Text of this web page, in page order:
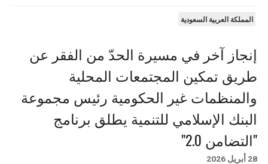
المملكة العربية السعودية
إنجاز آخر في مسيرة الحدّ من الفقر عن
طريق تمكين المجتمعات المحلية
والمنظمات غير الحكومية رئيس مجموعة
البنك الإسلامي للتنمية يطلق برنامج
"التضامن 2.0"
28 أبريل 2026